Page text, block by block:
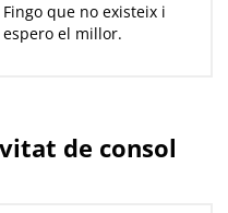
Fingo que no existeix i
espero el millor.
de consol